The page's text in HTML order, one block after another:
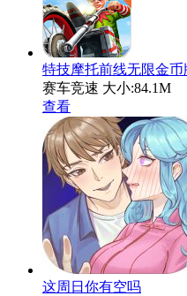
特技摩托前线无限金币
赛车竞速 大小:84.1M
查看
这周日你有空吗